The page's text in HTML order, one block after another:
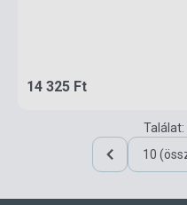
14 325 Ft
Találat:
10